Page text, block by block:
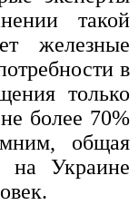
такой
железные
в
только
более 70%
общая
на Украине